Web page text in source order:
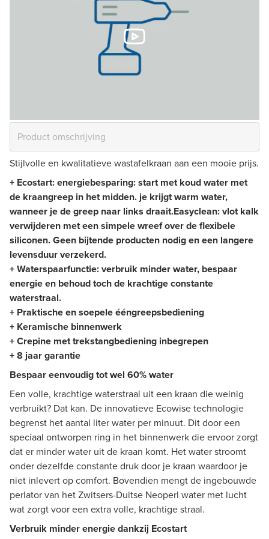
Stijlvolle en kwalitatieve wastafelkraan aan een mooie prijs.
+ Ecostart: energiebesparing: start met koud water met
de kraangreep in het midden. je krijgt warm water,
wanneer je de greep naar links draait.Easyclean: vlot kalk
verwijderen met een simpele wreef over de flexibele
siliconen. Geen bijtende producten nodig en een langere
levensduur verzekerd.
+ Waterspaarfunctie: verbruik minder water, bespaar
energie en behoud toch de krachtige constante
waterstraal.
+ Praktische en soepele ééngreepsbediening
+ Keramische binnenwerk
+ Crepine met trekstangbediening inbegrepen
+ 8 jaar garantie
Bespaar eenvoudig tot wel 60% water
Een volle, krachtige waterstraal uit een kraan die weinig
verbruikt? Dat kan. De innovatieve Ecowise technologie
begrenst het aantal liter water per minuut. Dit door een
speciaal ontworpen ring in het binnenwerk die ervoor zorgt
dat er minder water uit de kraan komt. Het water stroomt
onder dezelfde constante druk door je kraan waardoor je
niet inlevert op comfort. Bovendien mengt de ingebouwde
perlator van het Zwitsers-Duitse Neoperl water met lucht
wat zorgt voor een extra volle, krachtige straal.
Verbruik minder energie dankzij Ecostart